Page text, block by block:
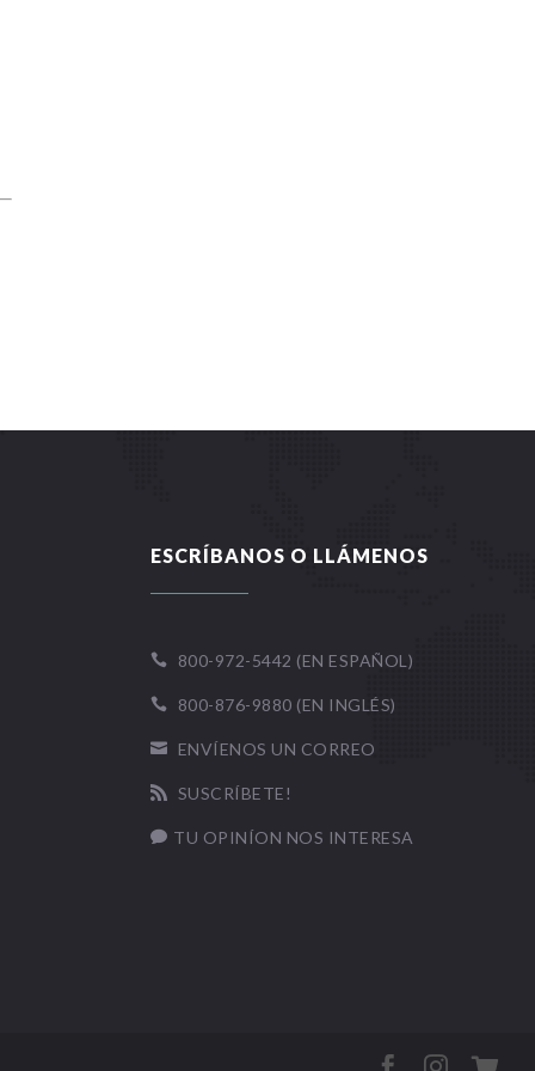
ESCRÍBANOS O LLÁMENOS
 800-972-5442 (EN ESPAÑOL)
 800-876-9880 (EN INGLÉS)
 ENVÍENOS UN CORREO
 SUSCRÍBETE!
 TU OPINÍON NOS INTERESA